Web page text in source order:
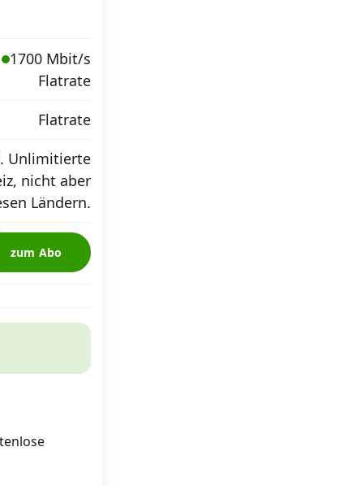
1700 Mbit/s
Flatrate
Flatrate
Unlimitierte
nicht aber
Ländern.
zum Abo